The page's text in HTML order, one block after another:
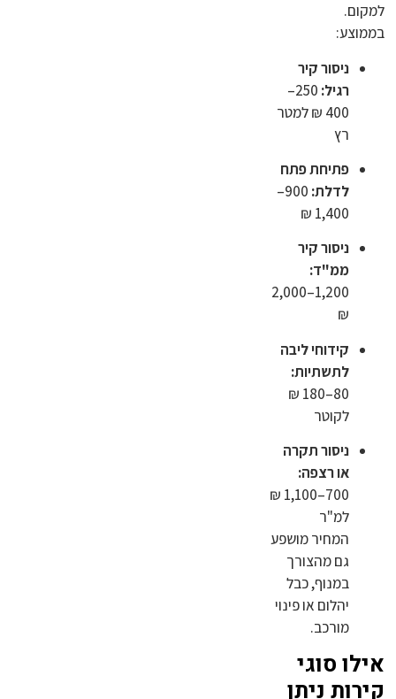
למקום.
בממוצע:
ניסור קיר
רגיל:
250–
400 ₪ למטר
רץ
פתיחת פתח
לדלת:
900–
1,400 ₪
ניסור קיר
ממ"ד:
1,200–2,000
₪
קידוחי ליבה
לתשתיות:
80–180 ₪
לקוטר
ניסור תקרה
או רצפה:
700–1,100 ₪
למ"ר
המחיר מושפע
גם מהצורך
במנוף, כבל
יהלום או פינוי
מורכב.
אילו סוגי
קירות ניתן